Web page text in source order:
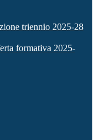
triennio 2025-28
formativa 2025-